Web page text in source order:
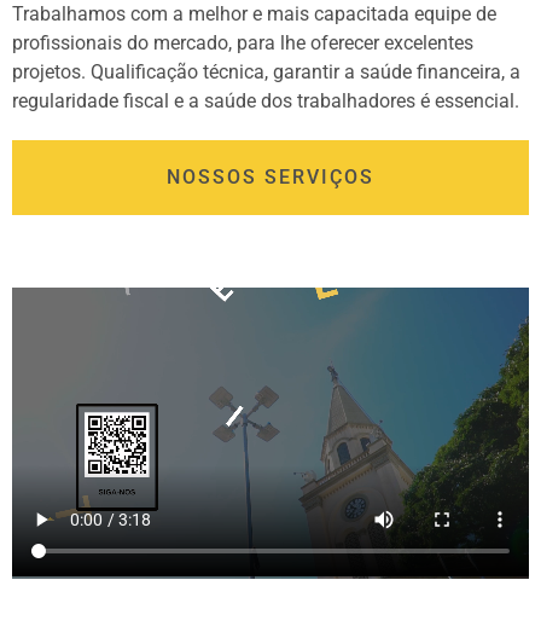
Trabalhamos com a melhor e mais capacitada equipe de
profissionais do mercado, para lhe oferecer excelentes
projetos. Qualificação técnica, garantir a saúde financeira, a
regularidade fiscal e a saúde dos trabalhadores é essencial.
NOSSOS SERVIÇOS